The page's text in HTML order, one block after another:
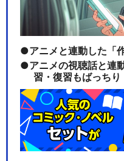
アニメと連動した「
アニメの視聴話と連
習・復習もばっちり